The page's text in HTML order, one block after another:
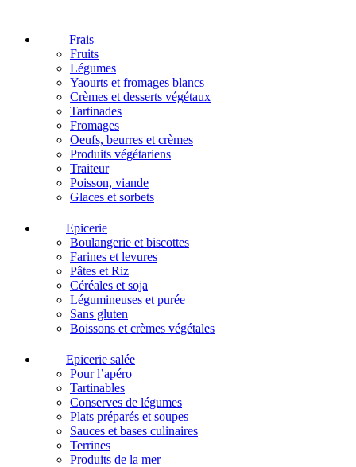
Frais
Fruits
Légumes
Yaourts et fromages blancs
Crèmes et desserts végétaux
Tartinades
Fromages
Oeufs, beurres et crèmes
Produits végétariens
Traiteur
Poisson, viande
Glaces et sorbets
Epicerie
Boulangerie et biscottes
Farines et levures
Pâtes et Riz
Céréales et soja
Légumineuses et purée
Sans gluten
Boissons et crèmes végétales
Epicerie salée
Pour l’apéro
Tartinables
Conserves de légumes
Plats préparés et soupes
Sauces et bases culinaires
Terrines
Produits de la mer